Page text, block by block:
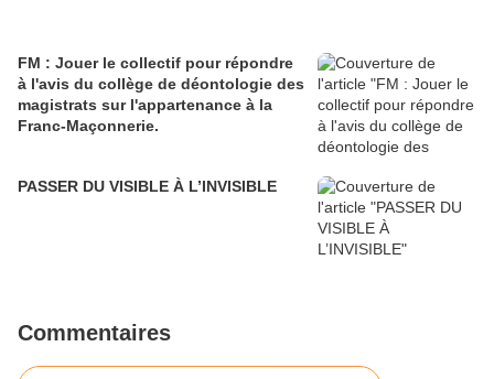
FM : Jouer le collectif pour répondre
à l'avis du collège de déontologie des
magistrats sur l'appartenance à la
Franc-Maçonnerie.
PASSER DU VISIBLE À L’INVISIBLE
Commentaires